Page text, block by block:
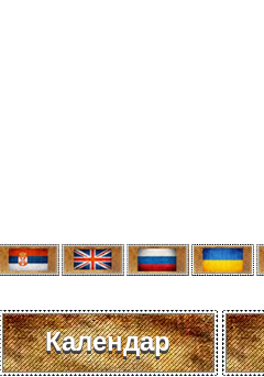
Календар